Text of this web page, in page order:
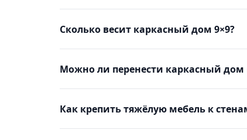
Сколько весит каркасный дом 9×9?
Можно ли перенести каркасный дом
Как крепить тяжёлую мебель к